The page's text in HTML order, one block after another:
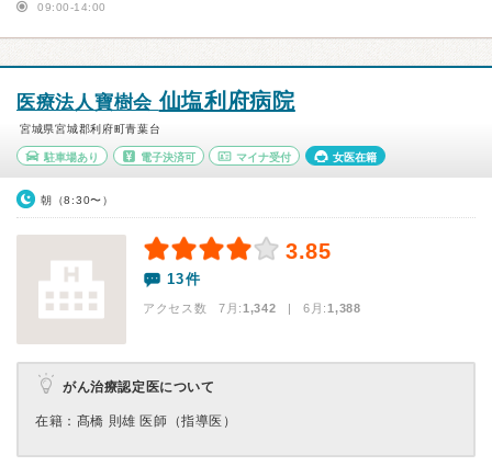
09:00-14:00
医療法人寶樹会仙塩利府病院
宮城県宮城郡利府町青葉台
駐車場あり 電子決済可 マイナ受付 女医在籍
朝（8:30〜）
3.85
13件
アクセス数 7月:1,342 | 6月:1,388
がん治療認定医について
在籍：髙橋 則雄 医師（指導医）